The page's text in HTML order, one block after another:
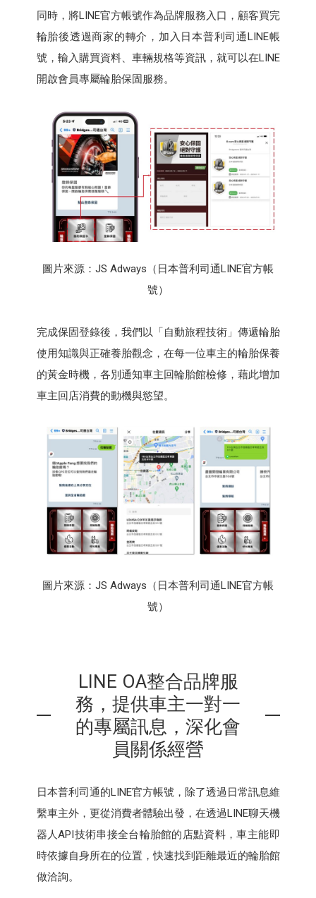
同時，將LINE官方帳號作為品牌服務入口，顧客買完
輪胎後透過商家的轉介，加入日本普利司通LINE帳
號，輸入購買資料、車輛規格等資訊，就可以在LINE
開啟會員專屬輪胎保固服務。
圖片來源：JS Adways（日本普利司通LINE官方帳
號）
完成保固登錄後，我們以「自動旅程技術」傳遞輪胎
使用知識與正確養胎觀念，在每一位車主的輪胎保養
的黃金時機，各別通知車主回輪胎館檢修，藉此增加
車主回店消費的動機與慾望。
圖片來源：JS Adways（日本普利司通LINE官方帳
號）
LINE OA整合品牌服
務，提供車主一對一
的專屬訊息，深化會
員關係經營
日本普利司通的LINE官方帳號，除了透過日常訊息維
繫車主外，更從消費者體驗出發，在透過LINE聊天機
器人API技術串接全台輪胎館的店點資料，車主能即
時依據自身所在的位置，快速找到距離最近的輪胎館
做洽詢。